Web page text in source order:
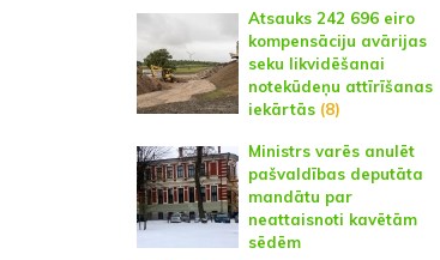
Atsauks 242 696 eiro
kompensāciju avārijas
seku likvidēšanai
notekūdeņu attīrīšanas
iekārtās(8)
Ministrs varēs anulēt
pašvaldības deputāta
mandātu par
neattaisnoti kavētām
sēdēm